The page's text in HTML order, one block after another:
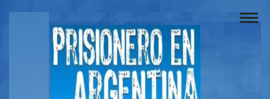
Buscador
Documentos